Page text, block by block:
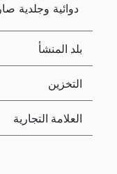
دوائية وجلدية
بلد المنشأ
التخزين
العلامة التجارية